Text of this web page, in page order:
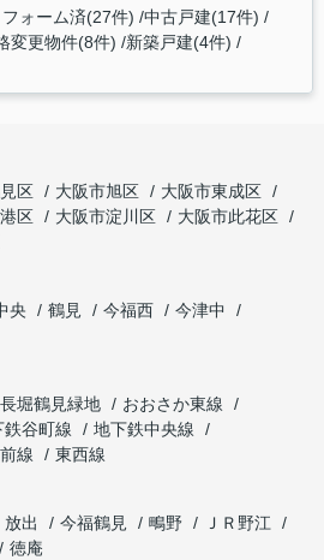
ォーム済(27件) 中古戸建(17件)
変更物件(8件) 新築戸建(4件)
区 大阪市旭区
大阪市東成区
区 大阪市淀川区
大阪市此花区
央 鶴見 今福西
今津中
堀鶴見緑地
おおさか東線
鉄谷町線
地下鉄中央線
線
東西線
放出 今福鶴見 鴫野
ＪＲ野江
徳庵